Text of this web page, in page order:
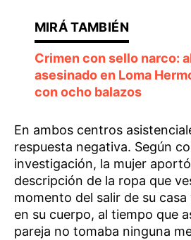
Crimen con sello narco:
asesinado en Loma
con ocho balazos
En ambos centros
respuesta negativa. Según
investigación, la mujer
descripción de la ropa que
momento del salir de su
en su cuerpo, al tiempo que
pareja no tomaba ninguna